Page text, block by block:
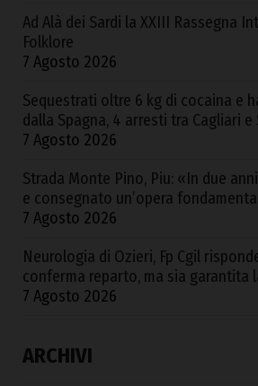
Ad Alà dei Sardi la XXIII Rassegna
Folklore
7 Agosto 2026
Sequestrati oltre 6 kg di cocaina e
dalla Spagna, 4 arresti tra Cagliari e
7 Agosto 2026
Strada Monte Pino, Piu: «In due
e consegnato un’opera
7 Agosto 2026
Neurologia di Ozieri, Fp Cgil
conferma reparto, ma sia garantita
7 Agosto 2026
ARCHIVI